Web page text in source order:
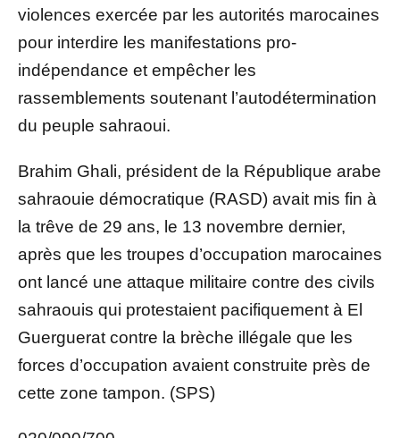
violences exercée par les autorités marocaines
pour interdire les manifestations pro-
indépendance et empêcher les
rassemblements soutenant l’autodétermination
du peuple sahraoui.
Brahim Ghali, président de la République arabe
sahraouie démocratique (RASD) avait mis fin à
la trêve de 29 ans, le 13 novembre dernier,
après que les troupes d’occupation marocaines
ont lancé une attaque militaire contre des civils
sahraouis qui protestaient pacifiquement à El
Guerguerat contre la brèche illégale que les
forces d’occupation avaient construite près de
cette zone tampon. (SPS)